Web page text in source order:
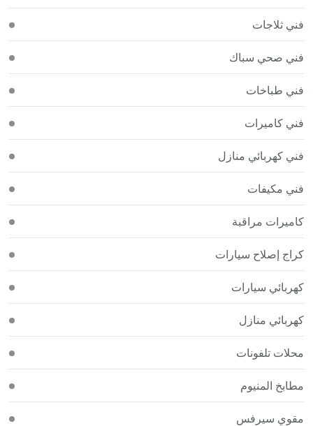
فني ثلاجات
فني صحي سباك
فني طباخات
فني كاميرات
فني كهربائي منازل
فني مكيفات
كاميرات مراقبة
كراج إصلاح سيارات
كهربائي سيارات
كهربائي منازل
محلات تلفونات
مطابخ المنيوم
مقوي سيرفس